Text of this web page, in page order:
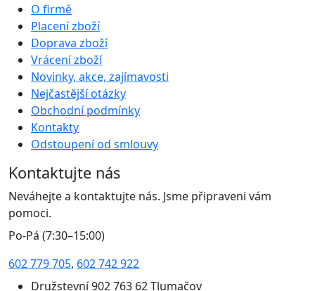
O firmě
Placení zboží
Doprava zboží
Vrácení zboží
Novinky, akce, zajímavosti
Nejčastější otázky
Obchodní podmínky
Kontakty
Odstoupení od smlouvy
Kontaktujte nás
Neváhejte a kontaktujte nás. Jsme připraveni vám
pomoci.
Po-Pá (7:30–15:00)
602 779 705, 602 742 922
Družstevní 902 763 62 Tlumačov